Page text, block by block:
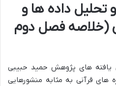
داده ها و
(خلاصه فصل دوم
یافته های پژوهش حمید حبیبی
قرآنی به مثابه منشورهایی